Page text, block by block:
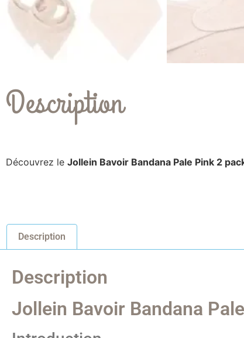
Description
Découvrez le Jollein Bavoir Bandana Pale Pink 2
Description
Description
Jollein Bavoir Bandana